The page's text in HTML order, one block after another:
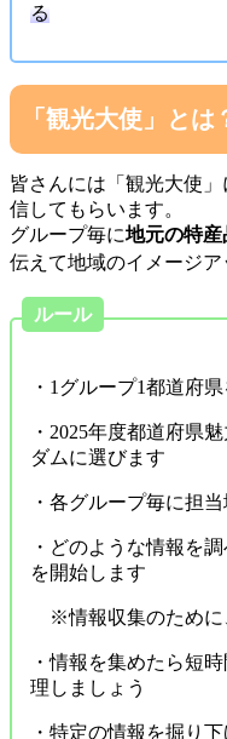
る
「観光大使」とは
皆さんには「観光大使
信してもらいます。
グループ毎に地元の特
伝えて地域のイメージア
ルール
・1グループ1都道府
・2025年度都道府県
ダムに選びます
・各グループ毎に担
・どのような情報を
を開始します
※情報収集のために
・情報を集めたら短
理しましょう
・特定の情報を掘り